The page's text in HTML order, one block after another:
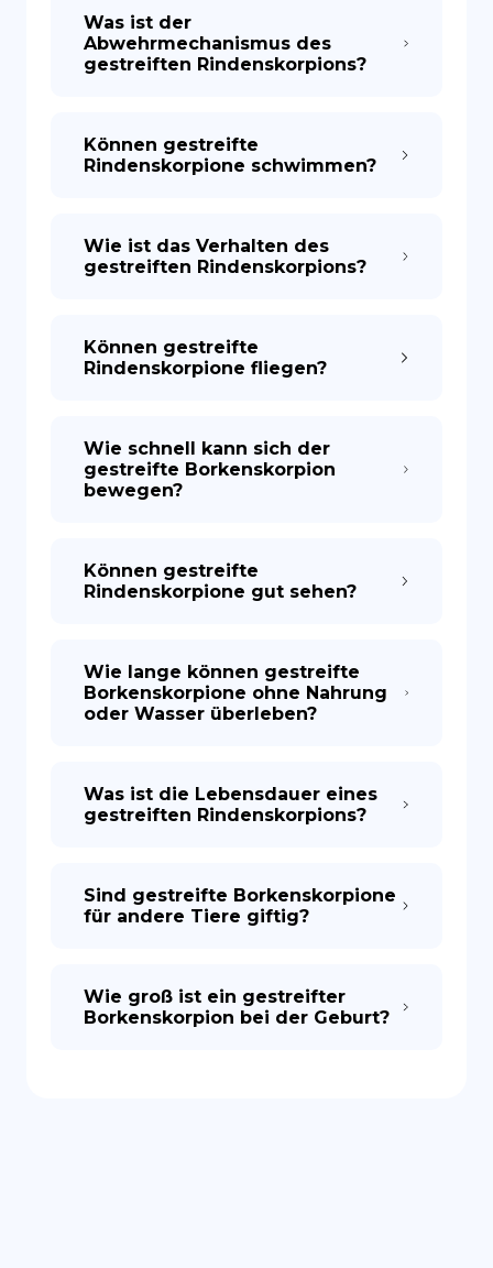
Was ist der
Abwehrmechanismus des
gestreiften Rindenskorpions?
Können gestreifte
Rindenskorpione schwimmen?
Wie ist das Verhalten des
gestreiften Rindenskorpions?
Können gestreifte
Rindenskorpione fliegen?
Wie schnell kann sich der
gestreifte Borkenskorpion
bewegen?
Können gestreifte
Rindenskorpione gut sehen?
Wie lange können gestreifte
Borkenskorpione ohne Nahrung
oder Wasser überleben?
Was ist die Lebensdauer eines
gestreiften Rindenskorpions?
Sind gestreifte Borkenskorpione
für andere Tiere giftig?
Wie groß ist ein gestreifter
Borkenskorpion bei der Geburt?